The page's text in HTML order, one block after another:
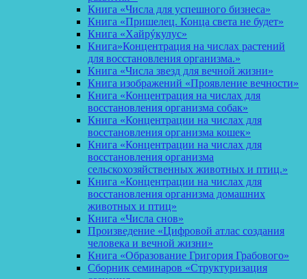
Книга «Числа для успешного бизнеса»
Книга «Пришелец. Конца света не будет»
Книга «Хайрýкулус»
Книга»Концентрация на числах растений
для восстановления организма.»
Книга «Числа звезд для вечной жизни»
Книга изображений «Проявление вечности»
Книга «Концентрация на числах для
восстановления организма собак»
Книга «Концентрации на числах для
восстановления организма кошек»
Книга «Концентрации на числах для
восстановления организма
сельскохозяйственных животных и птиц.»
Книга «Концентрации на числах для
восстановления организма домашних
животных и птиц»
Книга «Числа снов»
Произведение «Цифровой атлас создания
человека и вечной жизни»
Книга «Образование Григория Грабового»
Сборник семинаров «Структуризация